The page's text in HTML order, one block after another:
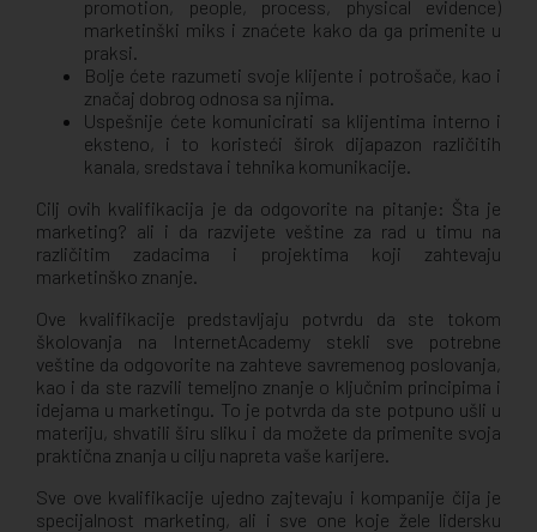
promotion, people, process, physical evidence)
marketinški miks i znaćete kako da ga primenite u
praksi.
Bolje ćete razumeti svoje klijente i potrošače, kao i
značaj dobrog odnosa sa njima.
Uspešnije ćete komunicirati sa klijentima interno i
eksteno, i to koristeći širok dijapazon različitih
kanala, sredstava i tehnika komunikacije.
Cilj ovih kvalifikacija je da odgovorite na pitanje: Šta je
marketing? ali i da razvijete veštine za rad u timu na
različitim zadacima i projektima koji zahtevaju
marketinško znanje.
Ove kvalifikacije predstavljaju potvrdu da ste tokom
školovanja na InternetAcademy stekli sve potrebne
veštine da odgovorite na zahteve savremenog poslovanja,
kao i da ste razvili temeljno znanje o ključnim principima i
idejama u marketingu. To je potvrda da ste potpuno ušli u
materiju, shvatili širu sliku i da možete da primenite svoja
praktična znanja u cilju napreta vaše karijere.
Sve ove kvalifikacije ujedno zajtevaju i kompanije čija je
specijalnost marketing, ali i sve one koje žele lidersku